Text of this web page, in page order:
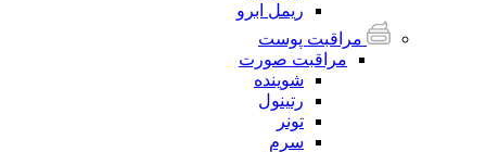
ریمل ابرو
مراقبت پوست
مراقبت صورت
شوینده
رتینول
تونر
سرم